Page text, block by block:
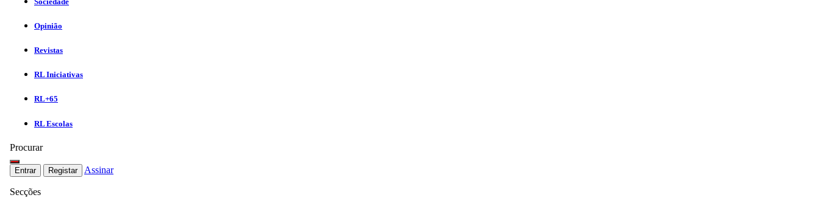
Opinião
Revistas
RL Iniciativas
RL+65
RL Escolas
Procurar
Entrar Registar Assinar
Secções